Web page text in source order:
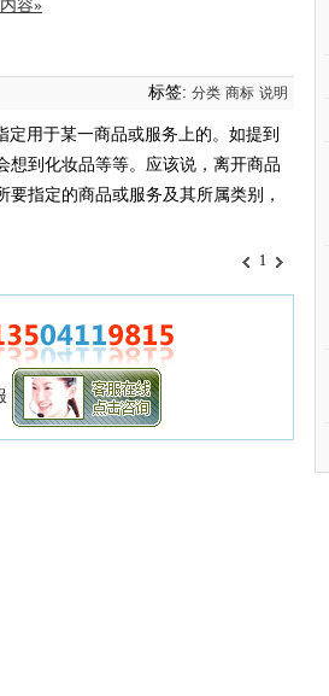
容»
标签: 分类 商标 说明
用于某一商品或服务上的。如提到
想到化妆品等等。应该说，离开商品
指定的商品或服务及其所属类别，
1